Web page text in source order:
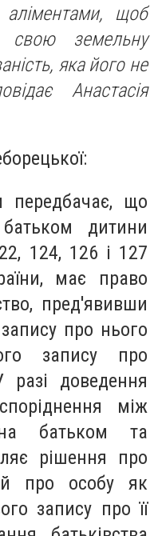
аліментами, щоб
свою земельну
яка його не
Анастасія
передбачає, що
дитини
124, 126 і 127
має право
пред'явивши
про нього
запису про
доведення
між
батьком та
рішення про
про особу як
запису про її